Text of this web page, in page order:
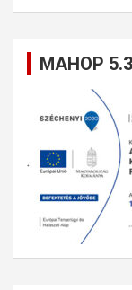
MAHOP